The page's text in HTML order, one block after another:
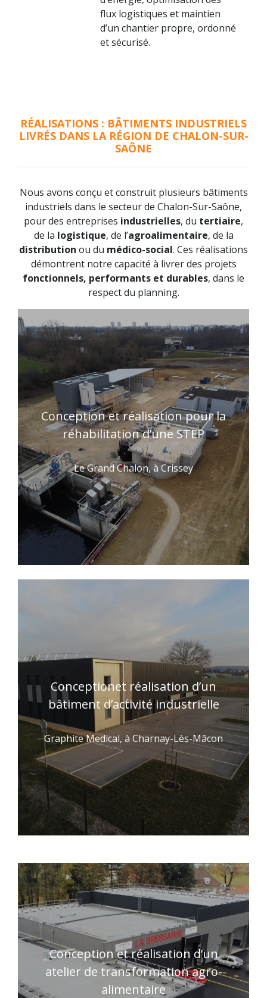
flux logistiques et maintien
d’un chantier propre, ordonné
et sécurisé.
RÉALISATIONS : BÂTIMENTS INDUSTRIELS
LIVRÉS DANS LA RÉGION DE CHALON-SUR-
SAÔNE
Nous avons conçu et construit plusieurs bâtiments
industriels dans le secteur de Chalon-Sur-Saône,
pour des entreprises industrielles, du tertiaire,
de la logistique, de l’agroalimentaire, de la
distribution ou du médico-social. Ces réalisations
démontrent notre capacité à livrer des projets
fonctionnels, performants et durables, dans le
respect du planning.
Conception et réalisation pour la
réhabilitation d’une STEP
Le Grand Chalon, à Crissey
Conceptionet réalisation d’un
bâtiment d’activité industrielle
Graphite Medical, à Charnay-Lès-Mâcon
Conception et réalisation d’un
atelier de transformation agro-
alimentaire